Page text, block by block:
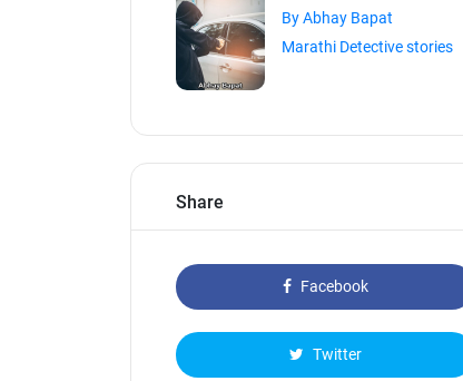
By Abhay Bapat
Marathi Detective stories
Share
Facebook
Twitter